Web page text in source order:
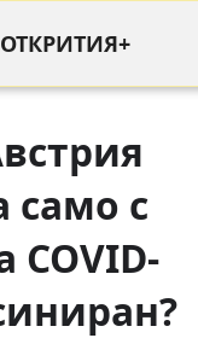
ОТКРИТИЯ+
само с
COVID-